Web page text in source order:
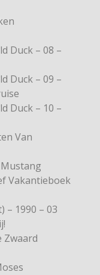
Duck – 08 –
Duck – 09 –
Duck – 10 –
Van
Vakantieboek
– 1990 – 03
Zwaard